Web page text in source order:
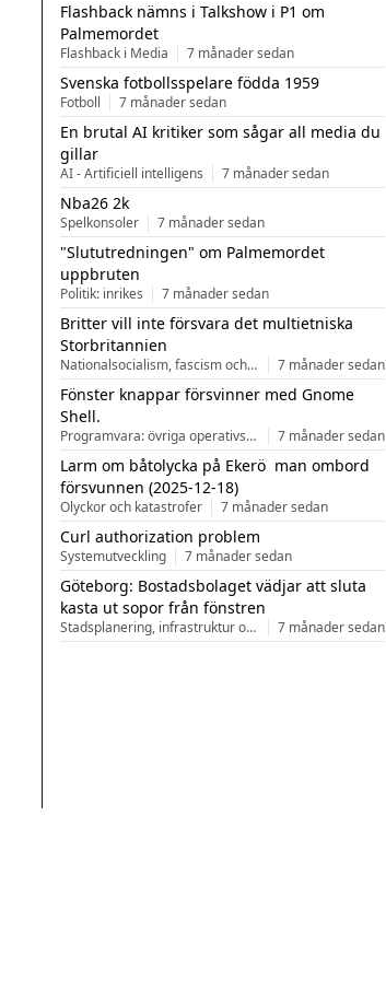
Flashback nämns i Talkshow i P1 om
Palmemordet
Flashback i Media 7 månader sedan
Svenska fotbollsspelare födda 1959
Fotboll 7 månader sedan
En brutal AI kritiker som sågar all media du
gillar
AI - Artificiell intelligens 7 månader sedan
Nba26 2k
Spelkonsoler 7 månader sedan
"Slututredningen" om Palmemordet
uppbruten
Politik: inrikes 7 månader sedan
Britter vill inte försvara det multietniska
Storbritannien
Nationalsocialism, fascism och nationalism 7 månader sedan
Fönster knappar försvinner med Gnome
Shell.
Programvara: övriga operativsystem 7 månader sedan
Larm om båtolycka på Ekerö  man ombord
försvunnen (2025-12-18)
Olyckor och katastrofer 7 månader sedan
Curl authorization problem
Systemutveckling 7 månader sedan
Göteborg: Bostadsbolaget vädjar att sluta
kasta ut sopor från fönstren
Stadsplanering, infrastruktur och arkitektur 7 månader sedan